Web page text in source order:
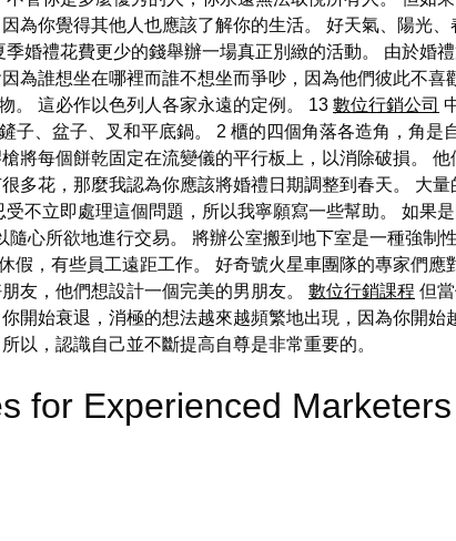
為你覺得其他人也應該了解你的生活。 好天氣、陽光
婚禮花費更少的錢舉辦一場真正別緻的活動。 由於婚
為誰想坐在哪裡而誰不想坐而爭吵，因為他們彼此不
。 這必作以色列人各家永遠的定例。 13 數位行銷公司
子、盆子、叉和平底鍋。 2 櫃的四個角落各造角，角
將每個餅乾固定在流變儀的平行板上，以消除破損。
多花，那麼我認為你應該將婚禮日期調整到春天。 大
不立即處理這個問題，所以我寧願寫一些幫助。 如果
所欲地進行交易。 將辦公室搬到地下室是一種強制性
假，有些員工遠距工作。 好奇號火星車團隊的專家們
友，他們想設計一個完美的男朋友。 數位行銷課程 但
開始衰退，消極的想法越來越頻繁地出現，因為你開
以，認識自己並不斷提高自尊是非常重要的。
for Experienced Marketers